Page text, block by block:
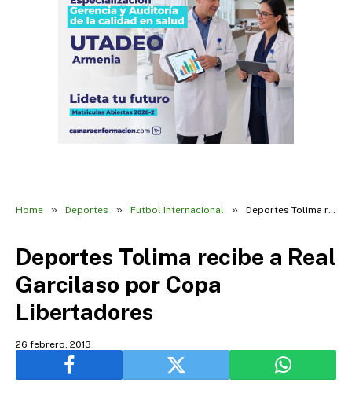
Home » Deportes » Futbol Internacional » Deportes Tolima recibe a Real Garcilaso por Copa Libertadores
Deportes Tolima recibe a Real
Garcilaso por Copa
Libertadores
26 febrero, 2013